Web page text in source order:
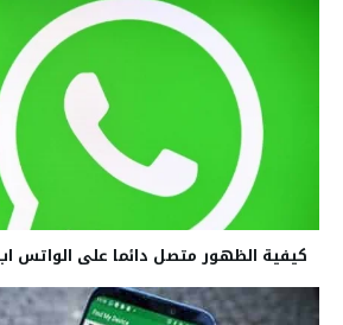
كيفية الظهور متصل دائما على الواتس